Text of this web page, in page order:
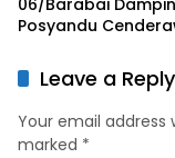
06/Barabai
Posyandu
Stunting
Leave a Reply
Your email address
marked *